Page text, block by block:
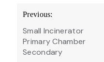
Post
navigation
Previous:
Small Incinerator
Primary Chamber
Secondary